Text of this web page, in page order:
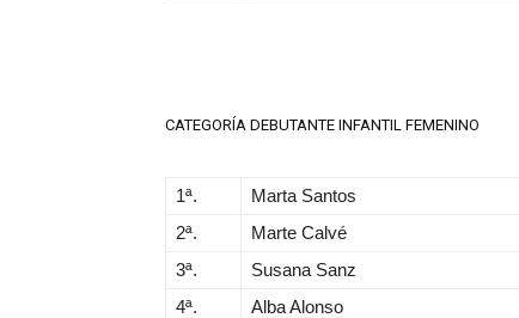
CATEGORÍA DEBUTANTE INFANTIL FEMENINO
1ª. Marta Santos
2ª.
Marte Calvé
3ª.
Susana Sanz
4ª.
Alba Alonso